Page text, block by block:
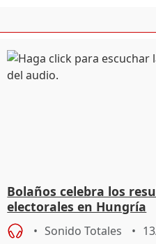
Bolaños celebra los
electorales en Hungría
Sonido Totales